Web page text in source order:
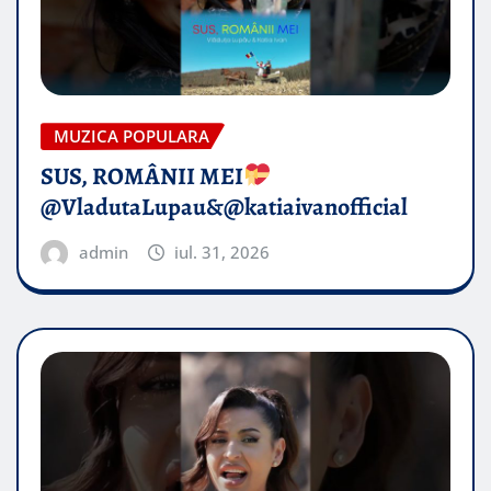
MUZICA POPULARA
SUS, ROMÂNII MEI
@VladutaLupau&@katiaivanofficial
admin iul. 31, 2026